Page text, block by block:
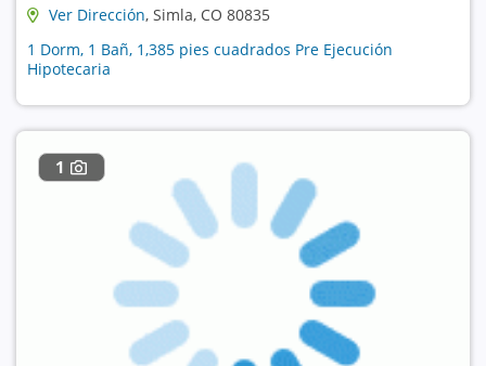
Ver Dirección, Simla, CO 80835
1 Dorm, 1 Bañ, 1,385 pies cuadrados Pre Ejecución
Hipotecaria
1